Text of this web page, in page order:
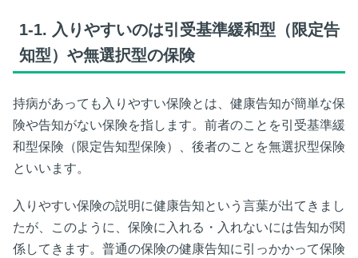
1-1. 入りやすいのは引受基準緩和型（限定告
知型）や無選択型の保険
持病があっても入りやすい保険とは、健康告知が簡単な保
険や告知がない保険を指します。前者のことを引受基準緩
和型保険（限定告知型保険）、後者のことを無選択型保険
といいます。
入りやすい保険の説明に健康告知という言葉が出てきまし
たが、このように、保険に入れる・入れないには告知が関
係してきます。普通の保険の健康告知に引っかかって保険